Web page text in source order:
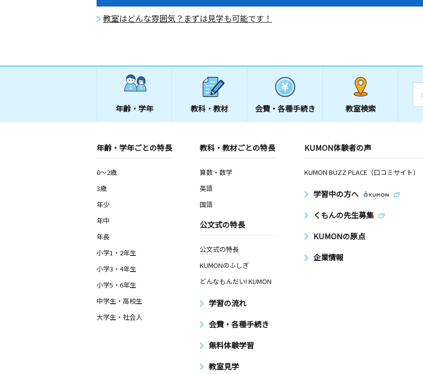
教室はどんな雰囲気？まずは見学も可能です！
年齢・学年 教科・教材 会費・ 各種手続き 教室検索
年齢・学年ごとの特長
0～2歳
3歳
年少
年中
年長
小学1・2年生
小学3・4年生
小学5・6年生
中学生・高校生
大学生・社会人
教科・教材ごとの特長
算数・数学
英語
国語
公文式の特長
公文式の特長
KUMONのふしぎ
どんなもんだい! KUMON
学習の流れ
会費・各種手続き
無料体験学習
教室見学
KUMON体験者の声
KUMON BUZZ PLACE（口コミサイト）
学習中の方へ
くもんの先生募集
KUMONの原点
企業情報